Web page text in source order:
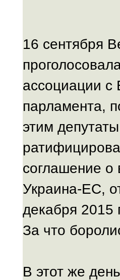
16 сентября
ассоциации с
парламента,
этим
соглашение о
Украина-ЕС,
декабря 2015
За что
В этот же